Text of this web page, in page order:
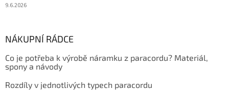
9.6.2026
NÁKUPNÍ RÁDCE
Co je potřeba k výrobě náramku z paracordu? Materiál,
spony a návody
Rozdíly v jednotlivých typech paracordu